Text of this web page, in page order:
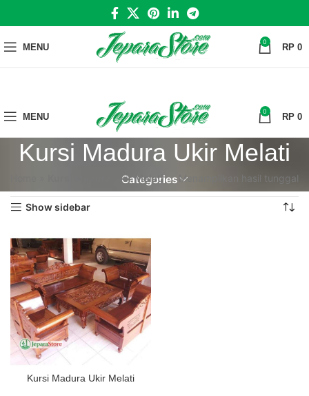
MENU 0 RP 0
MENU 0 RP 0
Kursi Madura Ukir Melati
Categories
Kursi Madura Ukir Melati Menampilkan hasil tunggal
Show sidebar
Kursi Madura Ukir Melati